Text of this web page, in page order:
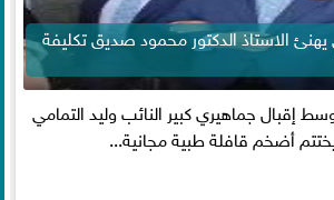
يهنئ الاستاذ الدكتور محمود صديق تكليفة
إقبال جماهيري كبير النائب وليد التمامي
أضخم قافلة طبية مجانية...